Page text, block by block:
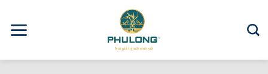
content